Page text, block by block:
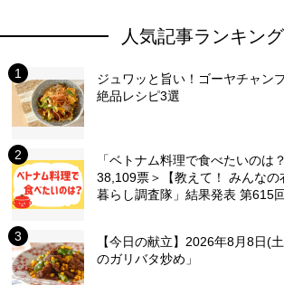
人気記事ランキング
ジュワッと旨い！ゴーヤチャン
絶品レシピ3選
「ベトナム料理で食べたいのは
38,109票＞【教えて！ みんなの
暮らし調査隊」結果発表 第615回
【今日の献立】2026年8月8日(
のガリバタ炒め」